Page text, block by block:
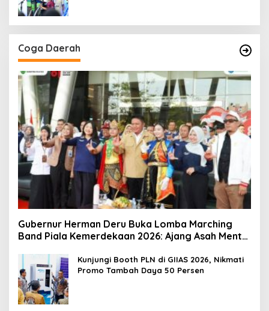
Coga Daerah
Gubernur Herman Deru Buka Lomba Marching
Band Piala Kemerdekaan 2026: Ajang Asah Mental
Kunjungi Booth PLN di GIIAS 2026, Nikmati
Promo Tambah Daya 50 Persen